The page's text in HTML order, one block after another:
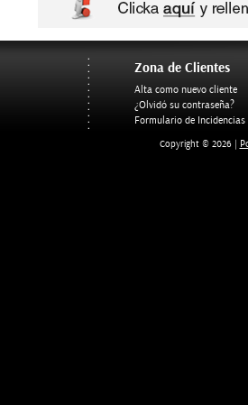
Zona de Clientes
Alta como nuevo cliente
¿Olvidó su contraseña?
Formulario de Incidencias
Copyright © 2026 |